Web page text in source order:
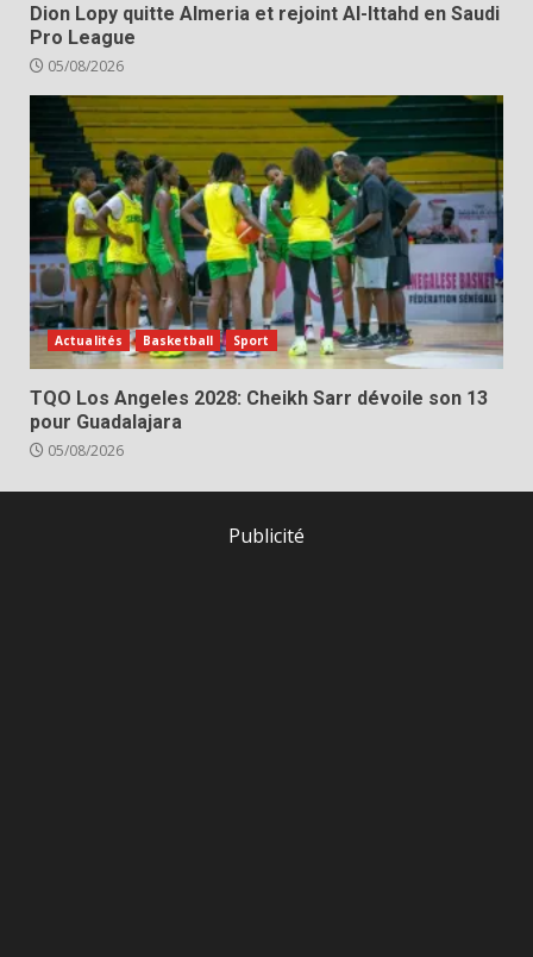
Dion Lopy quitte Almeria et rejoint Al-Ittahd en Saudi
Pro League
05/08/2026
Actualités Basketball Sport
TQO Los Angeles 2028: Cheikh Sarr dévoile son 13
pour Guadalajara
05/08/2026
Publicité